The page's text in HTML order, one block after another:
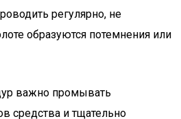
регулярно, не
образуются потемнения или
важно промывать
средства и тщательно